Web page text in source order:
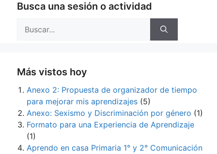
Busca una sesión o actividad
Más vistos hoy
Anexo 2: Propuesta de organizador de tiempo
para mejorar mis aprendizajes (5)
Anexo: Sexismo y Discriminación por género (1)
Formato para una Experiencia de Aprendizaje
(1)
Aprendo en casa Primaria 1° y 2° Comunicación